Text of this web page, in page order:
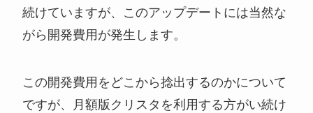
続けていますが、このアップデートには当然な
がら開発費用が発生します。
この開発費用をどこから捻出するのかについて
ですが、月額版クリスタを利用する方がい続け